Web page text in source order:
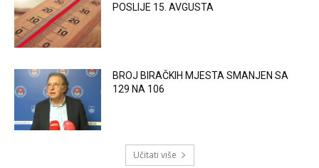
POSLIJE 15. AVGUSTA
BROJ BIRAČKIH MJESTA SMANJEN SA
129 NA 106
Učitati više